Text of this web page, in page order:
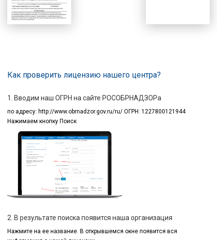
Как проверить лицензию нашего центра?
1. Вводим наш ОГРН на сайте РОСОБРНАДЗОРа
по адресу: http://www.obrnadzor.gov.ru/ru/ ОГРН: 1227800121944
Нажимаем кнопку Поиск
2. В результате поиска появится наша организация
Нажмите на ее название. В открывшемся окне появится вся